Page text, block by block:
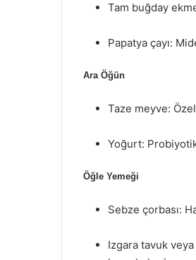
Tam buğday
Papatya çayı:
Ara Öğün
Taze meyve:
Yoğurt:
Öğle Yemeği
Sebze çorbası:
Izgara tavuk veya